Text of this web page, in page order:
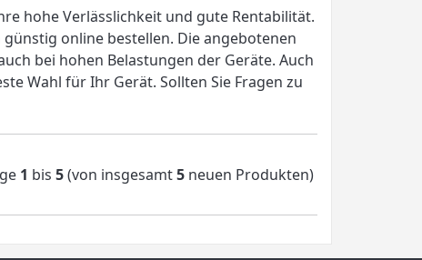
hohe Verlässlichkeit und gute Rentabilität.
online bestellen. Die angebotenen
bei hohen Belastungen der Geräte. Auch
Wahl für Ihr Gerät. Sollten Sie Fragen zu
1 bis 5(von insgesamt5 neuen Produkten)